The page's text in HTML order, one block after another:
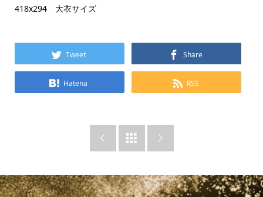
418x294 大衣サイズ
Tweet Share
Hatena RSS
  